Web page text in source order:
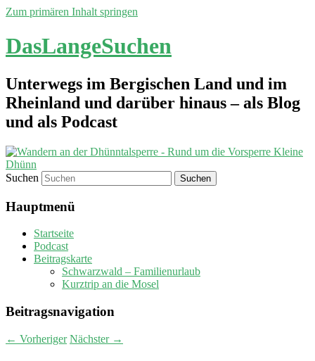
Zum primären Inhalt springen
DasLangeSuchen
Unterwegs im Bergischen Land und im
Rheinland und darüber hinaus – als Blog
und als Podcast
Suchen
Hauptmenü
Startseite
Podcast
Beitragskarte
Schwarzwald – Familienurlaub
Kurztrip an die Mosel
Beitragsnavigation
← Vorheriger Nächster →